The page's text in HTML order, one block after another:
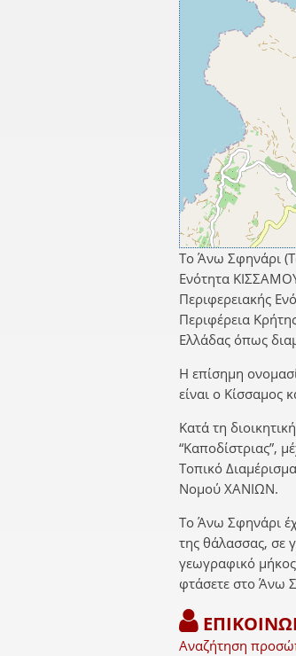
Το Άνω Σφηνάρι
Ενότητα
Περιφερειακής
Περιφέρεια
Ελλάδας όπως
Η επίσημη
είναι ο Κίσσαμος
Κατά τη
“Καποδίστριας”,
Τοπικό
Νομού ΧΑΝΙΩΝ.
Το Άνω Σφηνάρι
της θάλασσας, σε
γεωγραφικό
φτάσετε στο Άνω
Αναζήτηση